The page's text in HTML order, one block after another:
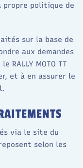
propre politique de
sur la base de
aux demandes
RALLY MOTO TT
et à en assurer le
via le site du
reposent selon les